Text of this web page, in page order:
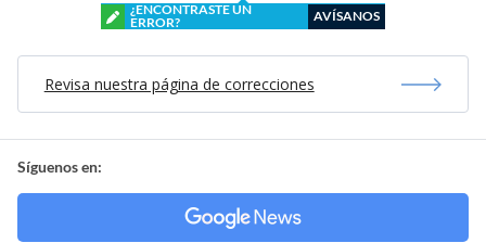
¿ENCONTRASTE UN
ERROR?
AVÍSANOS
Revisa nuestra página de correcciones
Síguenos en: